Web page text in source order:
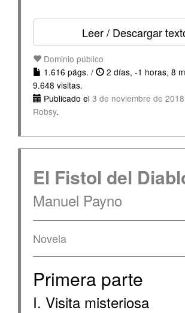
Leer / Descargar
Dominio público
1.616 págs. /
2 días, -1 horas, 8
9.648 visitas.
Publicado el 3 de noviembre de 2018
Robsy.
El Fistol del
Manuel Payno
Novela
Primera parte
I. Visita misteriosa